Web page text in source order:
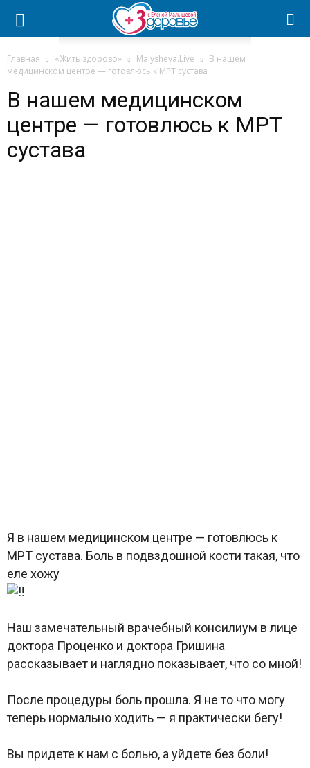
Главная «Жить здорово» Malysheva.Live
В нашем
медицинском центре — готовлюсь к МРТ сустава
В нашем медицинском
центре — готовлюсь к МРТ
сустава
Я в нашем медицинском центре — готовлюсь к
МРТ сустава. Боль в подвздошной кости такая, что
еле хожу
Наш замечательный врачебный консилиум в лице
доктора Проценко и доктора Гришина
рассказывает и наглядно показывает, что со мной!
После процедуры боль прошла. Я не то что могу
теперь нормально ходить — я практически бегу!
Вы придете к нам с болью, а уйдете без боли!